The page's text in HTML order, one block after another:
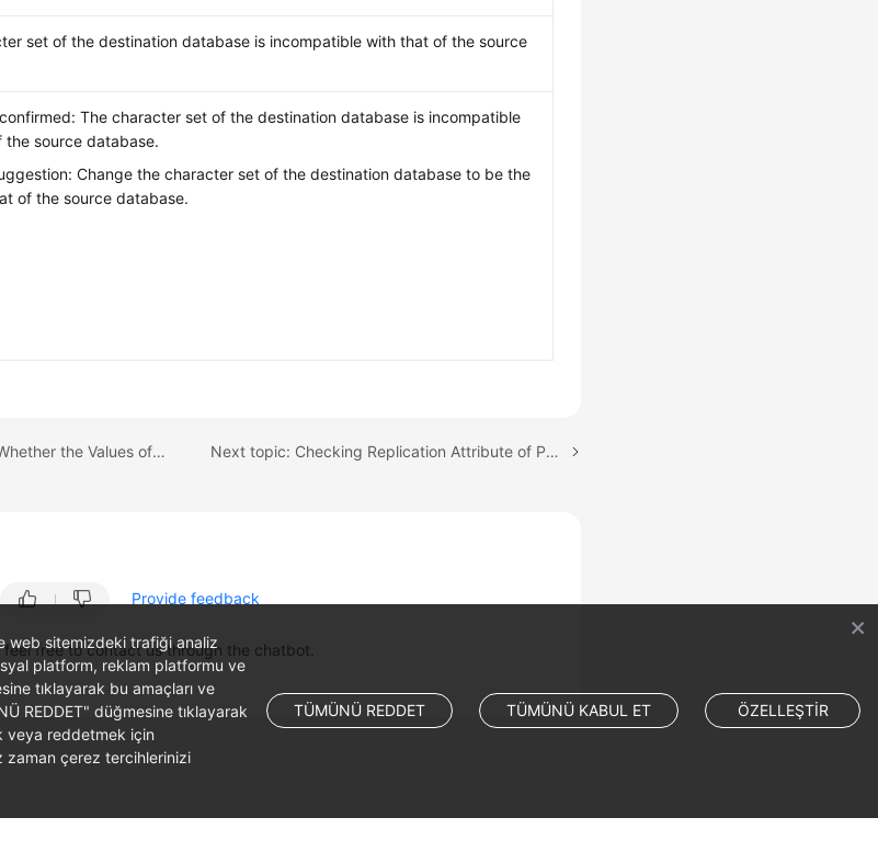
set of the destination database is incompatible with that of the source
The character set of the destination database is incompatible
the source database.
Change the character set of the destination database to be the
of the source database.
Previous topic: Checking Whether the Values of group_concat_max_len Are Consistent Next topic: Checking Replication Attribute of Primary Key Columns
Provide feedback
free to contact us through the chatbot.
web sitemizdeki trafiği analiz
platform, reklam platformu ve
tıklayarak bu amaçları ve
REDDET" düğmesine tıklayarak
veya reddetmek için
zaman çerez tercihlerinizi
TÜMÜNÜ REDDET TÜMÜNÜ KABUL ET ÖZELLEŞTİR